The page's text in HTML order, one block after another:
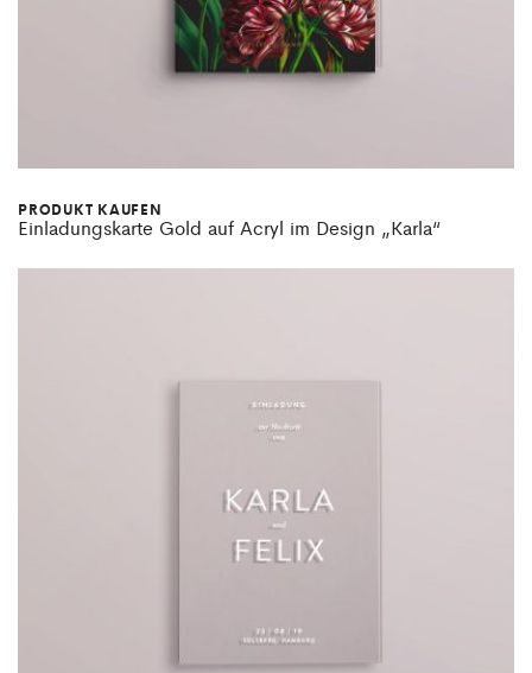
PRODUKT KAUFEN
Einladungskarte Gold auf Acryl im Design „Karla“